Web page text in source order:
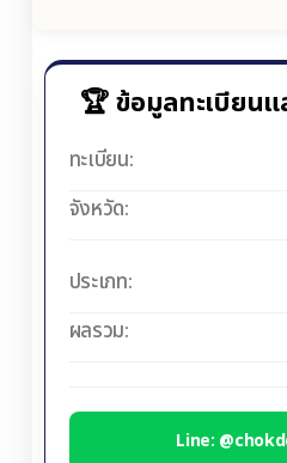
🏆 ข้อมูลทะเบียน
ทะเบียน:
จังหวัด:
ประเภท:
ผลรวม:
Line: